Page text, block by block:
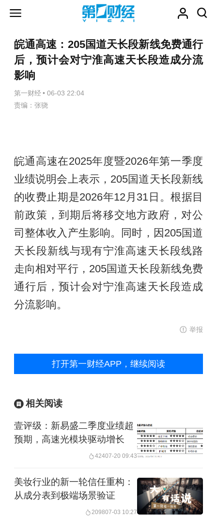
皖通高速：205国道天长段新线免费通行
后，预计会对宁淮高速天长段造成分流
影响
第一财经 • 06-03 22:04
责编：张骁
皖通高速在2025年度暨2026年第一季度
业绩说明会上表示，205国道天长段新线
的收费止期是2026年12月31日。根据目
前政策，到期后将移交地方政府，对公
司整体收入产生影响。同时，因205国道
天长段新线与现有宁淮高速天长段线路
走向相对平行，205国道天长段新线免费
通行后，预计会对宁淮高速天长段造成
分流影响。
举报
打开第一财经APP，继续阅读
相关阅读
壹评级：新易盛二季度业绩超
预期，高速光模块驱动增长
42407-20 09:43
美妆行业的新一轮信任重构：
从成分表到极端场景验证
209807-03 10:27